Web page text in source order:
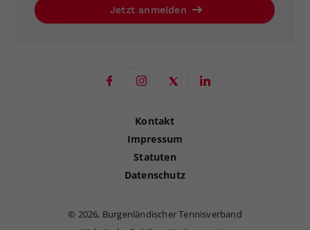
Jetzt anmelden
Kontakt
Impressum
Statuten
Datenschutz
© 2026, Burgenländischer Tennisverband